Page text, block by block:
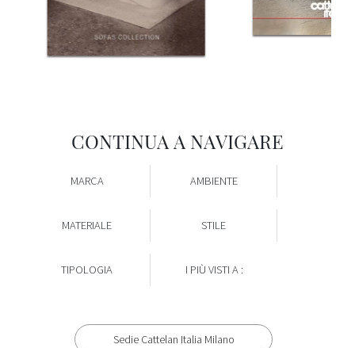
CONTINUA A NAVIGARE
MARCA AMBIENTE
MATERIALE STILE
TIPOLOGIA I PIÙ VISTI A :
Sedie Cattelan Italia Milano